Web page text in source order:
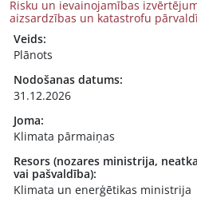
Risku un ievainojamības
aizsardzības un katastrofu
Veids:
Plānots
Nodošanas datums:
31.12.2026
Joma:
Klimata pārmaiņas
Resors (nozares ministrija,
vai pašvaldība):
Klimata un enerģētikas ministrija